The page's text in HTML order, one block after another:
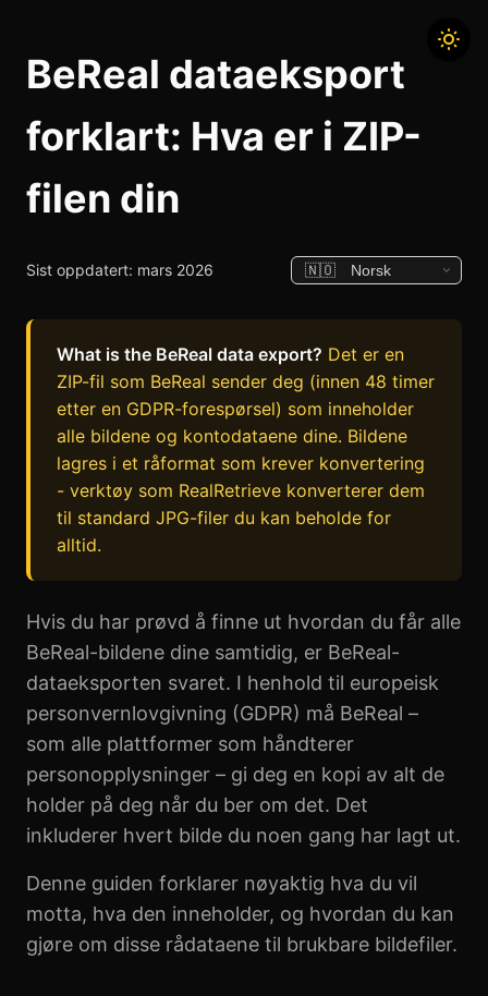
BeReal dataeksport
forklart: Hva er i ZIP-
filen din
Sist oppdatert: mars 2026
What is the BeReal data export? Det er en
ZIP-fil som BeReal sender deg (innen 48 timer
etter en GDPR-forespørsel) som inneholder
alle bildene og kontodataene dine. Bildene
lagres i et råformat som krever konvertering
- verktøy som RealRetrieve konverterer dem
til standard JPG-filer du kan beholde for
alltid.
Hvis du har prøvd å finne ut hvordan du får alle
BeReal-bildene dine samtidig, er BeReal-
dataeksporten svaret. I henhold til europeisk
personvernlovgivning (GDPR) må BeReal –
som alle plattformer som håndterer
personopplysninger – gi deg en kopi av alt de
holder på deg når du ber om det. Det
inkluderer hvert bilde du noen gang har lagt ut.
Denne guiden forklarer nøyaktig hva du vil
motta, hva den inneholder, og hvordan du kan
gjøre om disse rådataene til brukbare bildefiler.